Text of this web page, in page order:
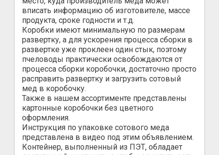
вписать информацию об изготовителе, массе
продукта, сроке годности и т.д.
Коробки имеют минимальную по размерам
развертку, а для ускорения процесса сборки в
развертке уже проклеен один стык, поэтому
пчеловоды практически освобождаются от
процесса сборки коробочки, достаточно просто
расправить развертку и загрузить сотовый
мед в коробочку.
Также в нашем ассортименте представлены
картонные коробочки без цветного
оформления.
Инструкция по упаковке сотового меда
представлена в видео под этим объявлением.
Контейнер, выполненный из ПЭТ, обладает